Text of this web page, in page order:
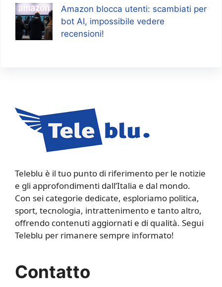
Amazon blocca utenti: scambiati per
bot AI, impossibile vedere
recensioni!
Teleblu è il tuo punto di riferimento per le notizie
e gli approfondimenti dall’Italia e dal mondo.
Con sei categorie dedicate, esploriamo politica,
sport, tecnologia, intrattenimento e tanto altro,
offrendo contenuti aggiornati e di qualità. Segui
Teleblu per rimanere sempre informato!
Contatto